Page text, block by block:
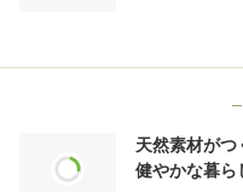
天然素材がつ
健やかな暮ら